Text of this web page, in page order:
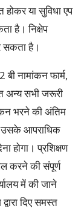
या सुविधा एप
है। निक्षेप
सकता है।
बी नामांकन फार्म,
अन्य सभी जरूरी
भरने की अंतिम
उसके आपराधिक
होगा। प्रशिक्षण
करने की संपूर्ण
में की जाने
दिए समस्त